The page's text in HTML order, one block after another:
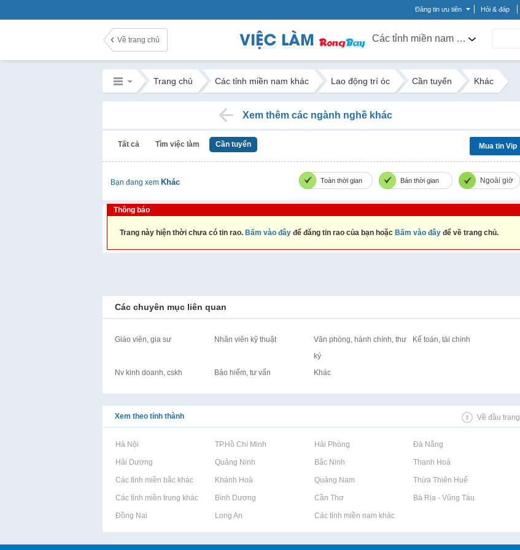
Đăng tin ưu tiên Hỏi & đáp
Về trang chủ Các tỉnh miền nam khác
Trang chủ Các tỉnh miền nam khác Lao động trí óc Cần tuyển Khác
Xem thêm các ngành nghề khác
Tất cả Tìm việc làm Cần tuyển Mua tin Vip
Bạn đang xem Khác Toàn thời gian Bán thời gian Ngoài giờ
Thông báo
Trang này hiện thời chưa có tin rao. Bấm vào đây để đăng tin rao của bạn hoặc Bấm vào đây để về trang chủ.
Các chuyên mục liên quan
Giáo viên, gia sư Nhân viên kỹ thuật
Văn phòng, hành chính, thư
ký
Kế toán, tài chính
Nv kinh doanh, cskh Bảo hiểm, tư vấn Khác
Xem theo tỉnh thành Về đầu trang
Rao vặt tại Hà Nội Rao vặt tại TP.Hồ Chí Minh Rao vặt tại Hải Phòng Rao vặt tại Đà Nẵng
Rao vặt tại Hải Dương Rao vặt tại Quảng Ninh Rao vặt tại Bắc Ninh Rao vặt tại Thanh Hoá
Rao vặt tại Các tỉnh miền bắc khácRao vặt tại Khánh Hoà Rao vặt tại Quảng Nam Rao vặt tại Thừa Thiên Huế
Rao vặt tại Các tỉnh miền trung khácRao vặt tại Bình Dương Rao vặt tại Cần Thơ Rao vặt tại Bà Rịa - Vũng Tàu
Rao vặt tại Đồng Nai Rao vặt tại Long An Rao vặt tại Các tỉnh miền nam khác